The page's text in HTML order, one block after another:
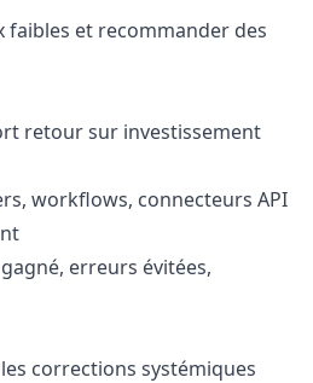
faibles et recommander des
retour sur investissement
workflows, connecteurs API
erreurs évitées,
corrections systémiques